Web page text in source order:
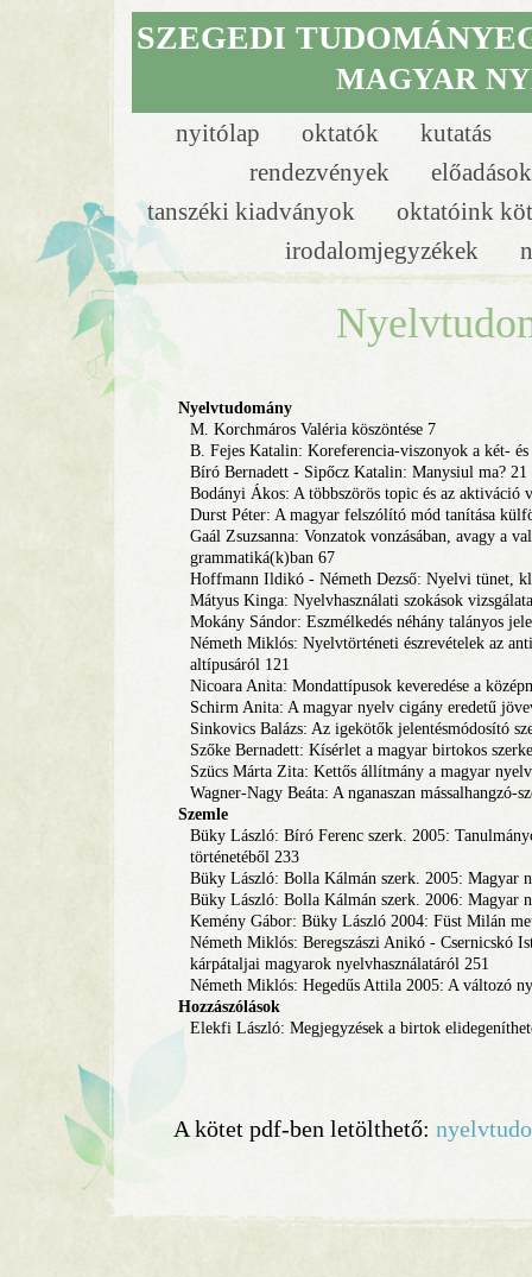
nyitólap oktatók
kutatás
rendezvények
tanszéki kiadványok
oktatóink
irodalomjegyzékek
SZEGEDI
MAGYAR
Nyelvtudomány
M. Korchmáros Valéria köszöntése 7
B. Fejes Katalin: Koreferencia-viszonyok a két- és
Bíró Bernadett - Sipőcz Katalin: Manysiul ma? 21
Bodányi Ákos: A többszörös topic és az aktiváció
Durst Péter: A magyar felszólító mód tanítása
Gaál Zsuzsanna: Vonzatok vonzásában, avagy a
grammatiká(k)ban 67
Hoffmann Ildikó - Németh Dezső: Nyelvi tünet,
Mátyus Kinga: Nyelvhasználati szokások
Mokány Sándor: Eszmélkedés néhány talányos
Németh Miklós: Nyelvtörténeti észrevételek az
altípusáról 121
Nicoara Anita: Mondattípusok keveredése a
Schirm Anita: A magyar nyelv cigány eredetű
Sinkovics Balázs: Az igekötők jelentésmódosító
Szőke Bernadett: Kísérlet a magyar birtokos
Szücs Márta Zita: Kettős állítmány a magyar
Wagner-Nagy Beáta: A nganaszan mássalhangzó-
Szemle
Büky László: Bíró Ferenc szerk. 2005:
történetéből 233
Büky László: Bolla Kálmán szerk. 2005: Magyar
Büky László: Bolla Kálmán szerk. 2006: Magyar
Kemény Gábor: Büky László 2004: Füst Milán
Németh Miklós: Beregszászi Anikó - Csernicskó
kárpátaljai magyarok nyelvhasználatáról 251
Németh Miklós: Hegedűs Attila 2005: A változó
Hozzászólások
Elekfi László: Megjegyzések a birtok
A kötet pdf-ben letölthető: